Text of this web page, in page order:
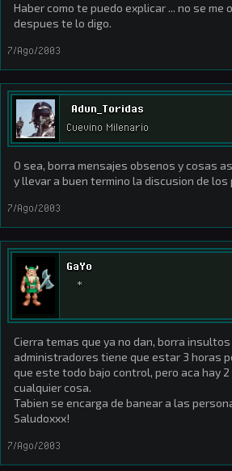
Haber como te puedo explicar ... no se me
despues te lo digo.
7/Ago/2003
Adun_Toridas
Cuevino Milenario
O sea, borra mensajes obsenos y cosas
y llevar a buen termino la discusion de
7/Ago/2003
GaYo
*
Cierra temas que ya no dan, borra
administradores tiene que estar 3 horas
que este todo bajo control, pero aca hay
cualquier cosa.
Tabien se encarga de banear a las
Saludoxxx!
7/Ago/2003